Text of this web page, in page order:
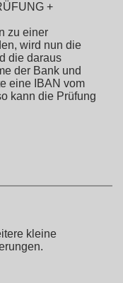
+
zu einer
wird nun die
die daraus
der Bank und
eine IBAN vom
kann die Prüfung
kleine